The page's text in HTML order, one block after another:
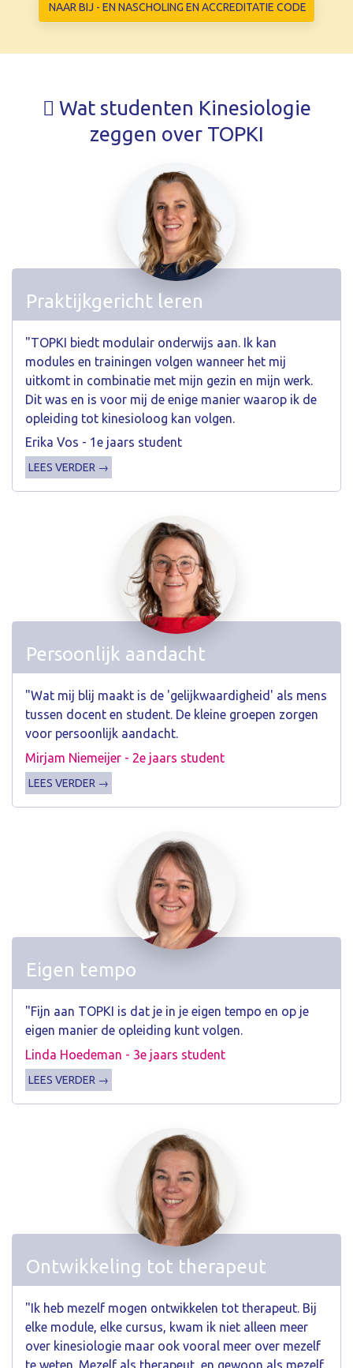
NAAR BIJ - EN NASCHOLING EN ACCREDITATIE CODE
Wat studenten Kinesiologie
zeggen over TOPKI
Praktijkgericht leren
"TOPKI biedt modulair onderwijs aan. Ik kan
modules en trainingen volgen wanneer het mij
uitkomt in combinatie met mijn gezin en mijn werk.
Dit was en is voor mij de enige manier waarop ik de
opleiding tot kinesioloog kan volgen.
Erika Vos - 1e jaars student
LEES VERDER →
Persoonlijk aandacht
"Wat mij blij maakt is de 'gelijkwaardigheid' als mens
tussen docent en student. De kleine groepen zorgen
voor persoonlijk aandacht.
Mirjam Niemeijer - 2e jaars student
LEES VERDER →
Eigen tempo
"Fijn aan TOPKI is dat je in je eigen tempo en op je
eigen manier de opleiding kunt volgen.
Linda Hoedeman - 3e jaars student
LEES VERDER →
Ontwikkeling tot therapeut
"Ik heb mezelf mogen ontwikkelen tot therapeut. Bij
elke module, elke cursus, kwam ik niet alleen meer
over kinesiologie maar ook vooral meer over mezelf
te weten. Mezelf als therapeut, en gewoon als mezelf.